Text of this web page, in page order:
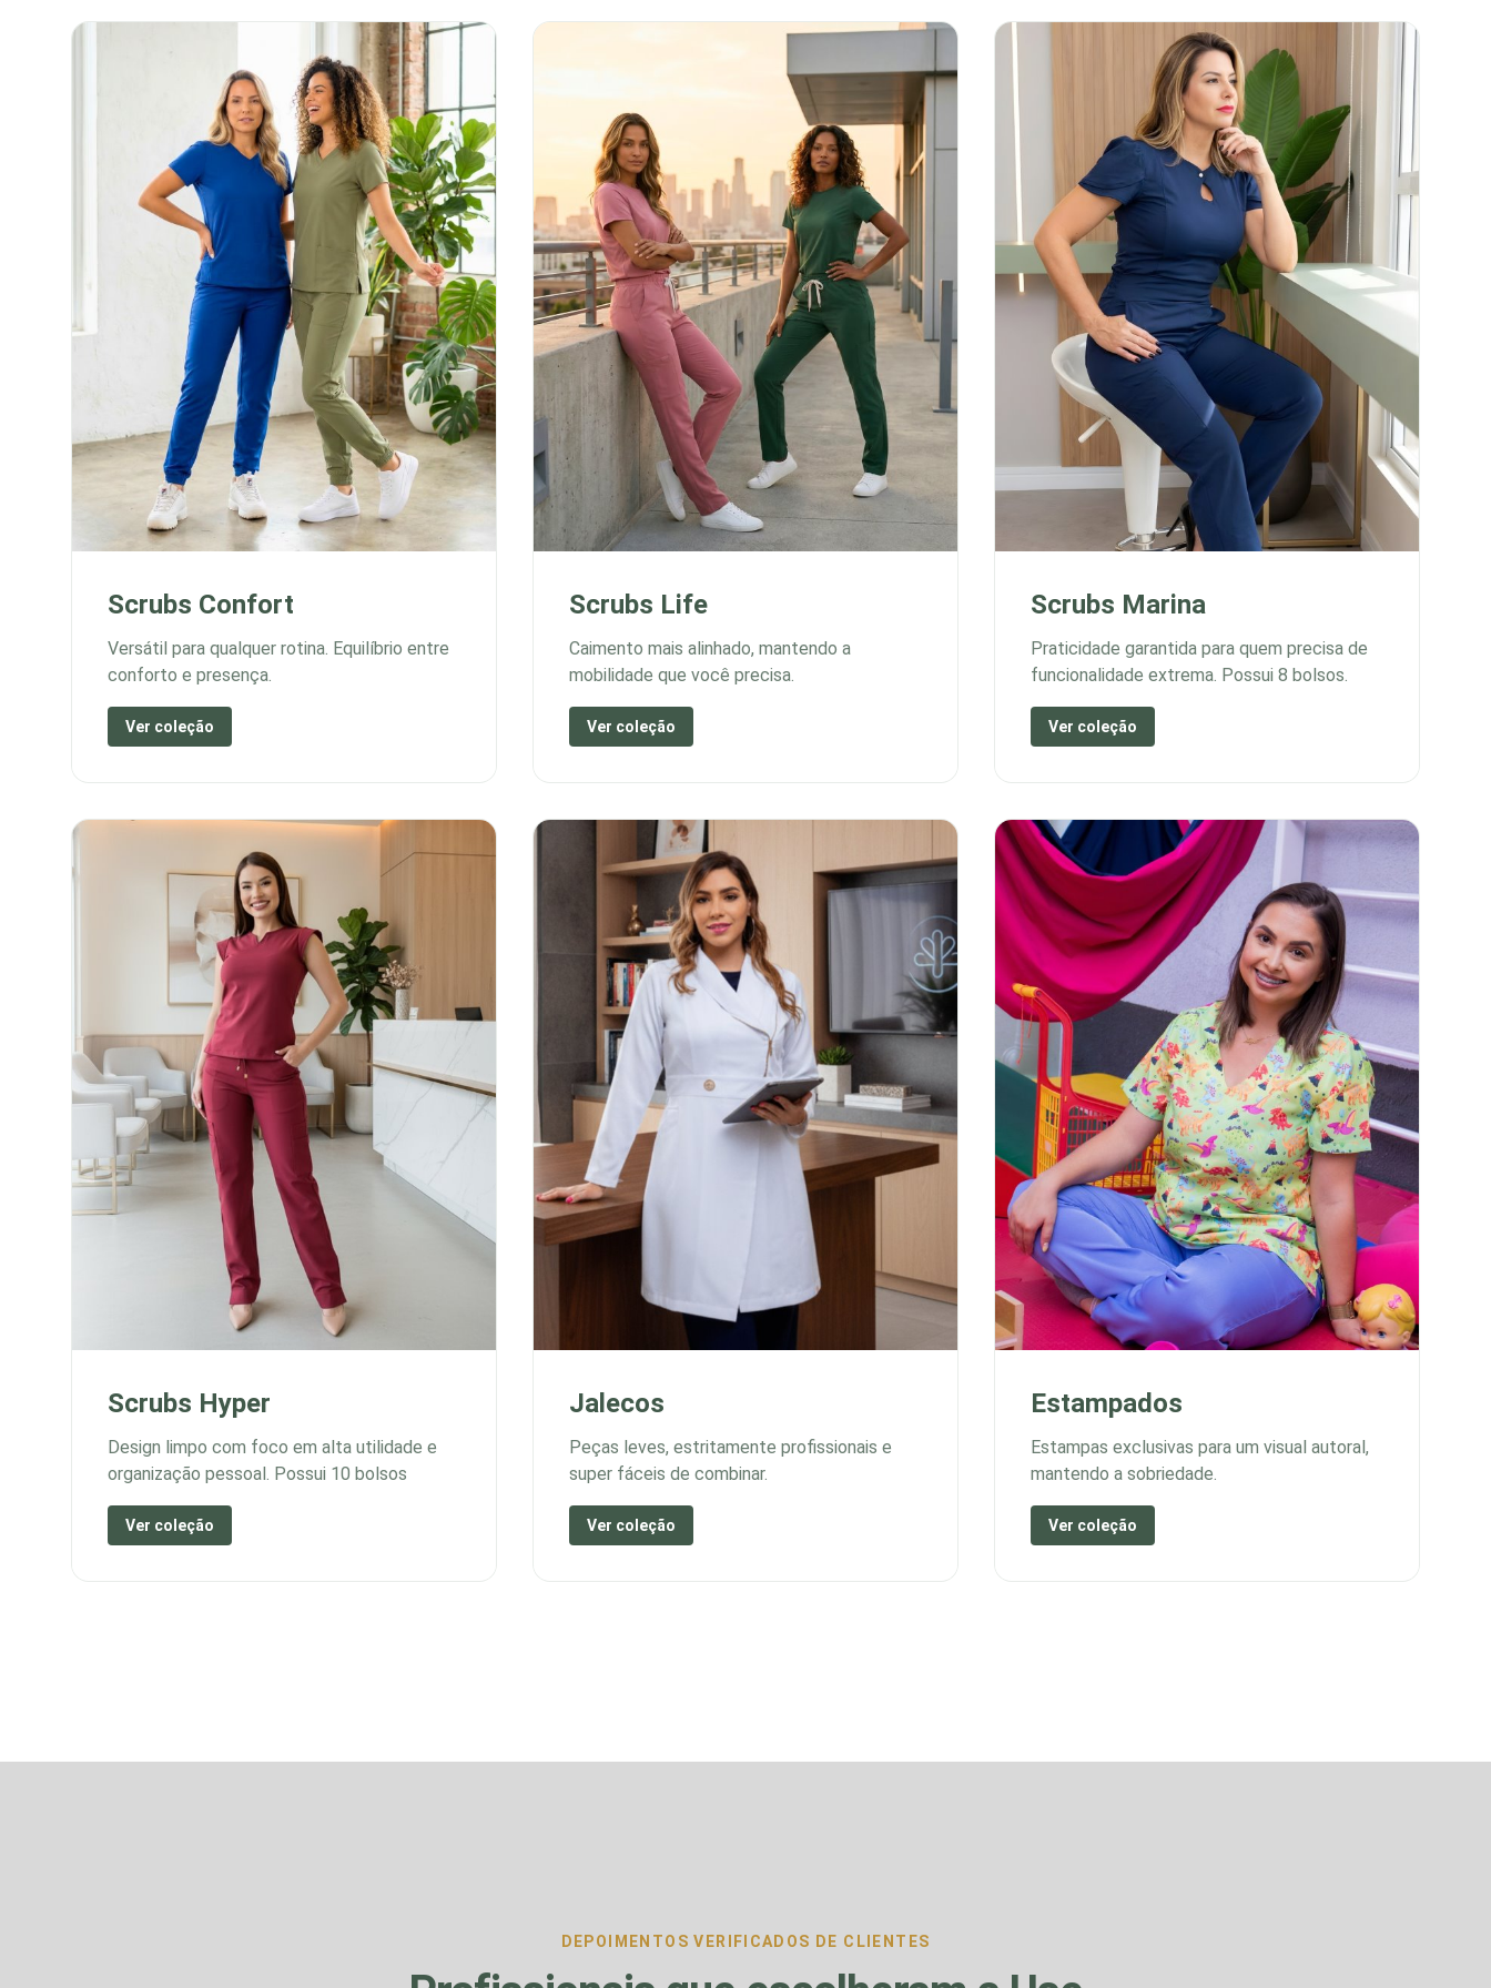
Scrubs Confort
Versátil para qualquer rotina. Equilíbrio entre
conforto e presença.
Ver coleção
Scrubs Life
Caimento mais alinhado, mantendo a
mobilidade que você precisa.
Ver coleção
Scrubs Marina
Praticidade garantida para quem precisa de
funcionalidade extrema. Possui 8 bolsos.
Ver coleção
Scrubs Hyper
Design limpo com foco em alta utilidade e
organização pessoal. Possui 10 bolsos
Ver coleção
Jalecos
Peças leves, estritamente profissionais e
super fáceis de combinar.
Ver coleção
Estampados
Estampas exclusivas para um visual autoral,
mantendo a sobriedade.
Ver coleção
DEPOIMENTOS VERIFICADOS DE CLIENTES